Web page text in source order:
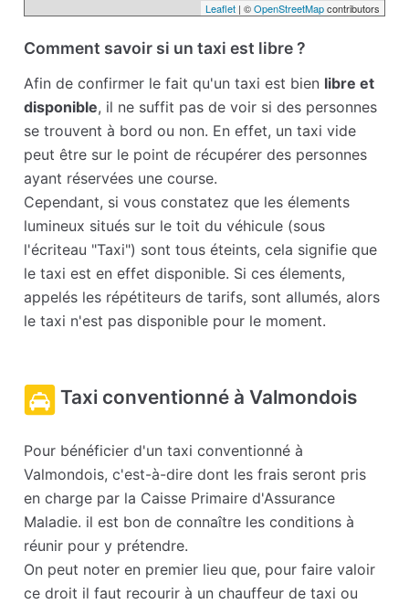
Leaflet| ©OpenStreetMapcontributors
Comment savoir si un taxi est libre ?
Afin de confirmer le fait qu'un taxi est bien libre et
disponible, il ne suffit pas de voir si des personnes
se trouvent à bord ou non. En effet, un taxi vide
peut être sur le point de récupérer des personnes
ayant réservées une course.
Cependant, si vous constatez que les élements
lumineux situés sur le toit du véhicule (sous
l'écriteau "Taxi") sont tous éteints, cela signifie que
le taxi est en effet disponible. Si ces élements,
appelés les répétiteurs de tarifs, sont allumés, alors
le taxi n'est pas disponible pour le moment.
Taxi conventionné à Valmondois
Pour bénéficier d'un taxi conventionné à
Valmondois, c'est-à-dire dont les frais seront pris
en charge par la Caisse Primaire d'Assurance
Maladie. il est bon de connaître les conditions à
réunir pour y prétendre.
On peut noter en premier lieu que, pour faire valoir
ce droit il faut recourir à un chauffeur de taxi ou